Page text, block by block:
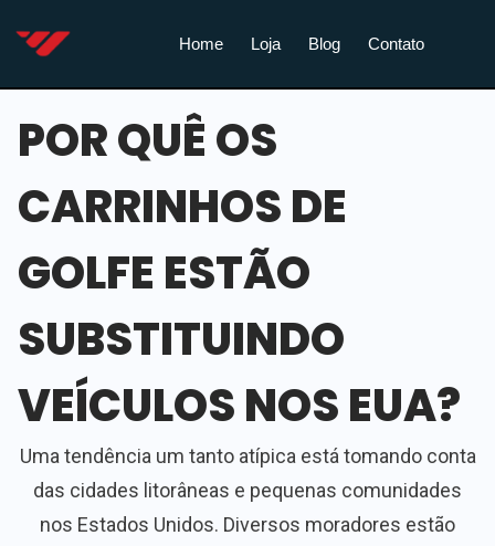
Home Loja Blog Contato
POR QUÊ OS
CARRINHOS DE
GOLFE ESTÃO
SUBSTITUINDO
VEÍCULOS NOS EUA?
Uma tendência um tanto atípica está tomando conta
das cidades litorâneas e pequenas comunidades
nos Estados Unidos. Diversos moradores estão